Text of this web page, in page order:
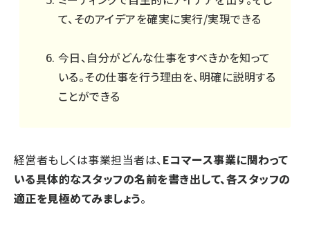
て、そのアイデアを確実に実行/実現できる
今日、自分がどんな仕事をすべきかを知って
いる。その仕事を行う理由を、明確に説明する
ことができる
経営者もしくは事業担当者は、Eコマース事業に関わって
いる具体的なスタッフの名前を書き出して、各スタッフの
適正を見極めてみましょう。